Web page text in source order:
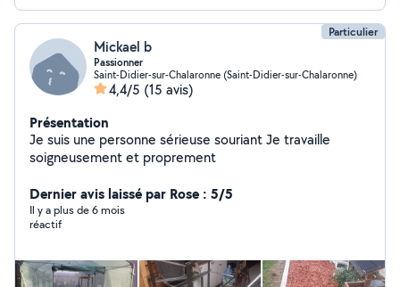
Forfait déplacement 10 Cdlt
Particulier
Mickael b
Passionner
Saint-Didier-sur-Chalaronne (Saint-Didier-sur-Chalaronne)
4,4/5 (15 avis)
Présentation
Je suis une personne sérieuse souriant Je travaille
soigneusement et proprement
Dernier avis laissé par Rose : 5/5
Il y a plus de 6 mois
réactif